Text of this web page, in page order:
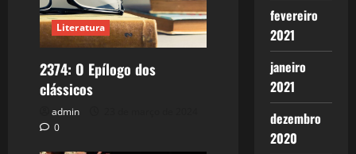
Literatura
2374: O Epílogo dos
clássicos
admin
0
fevereiro
2021
janeiro
2021
dezembro
2020